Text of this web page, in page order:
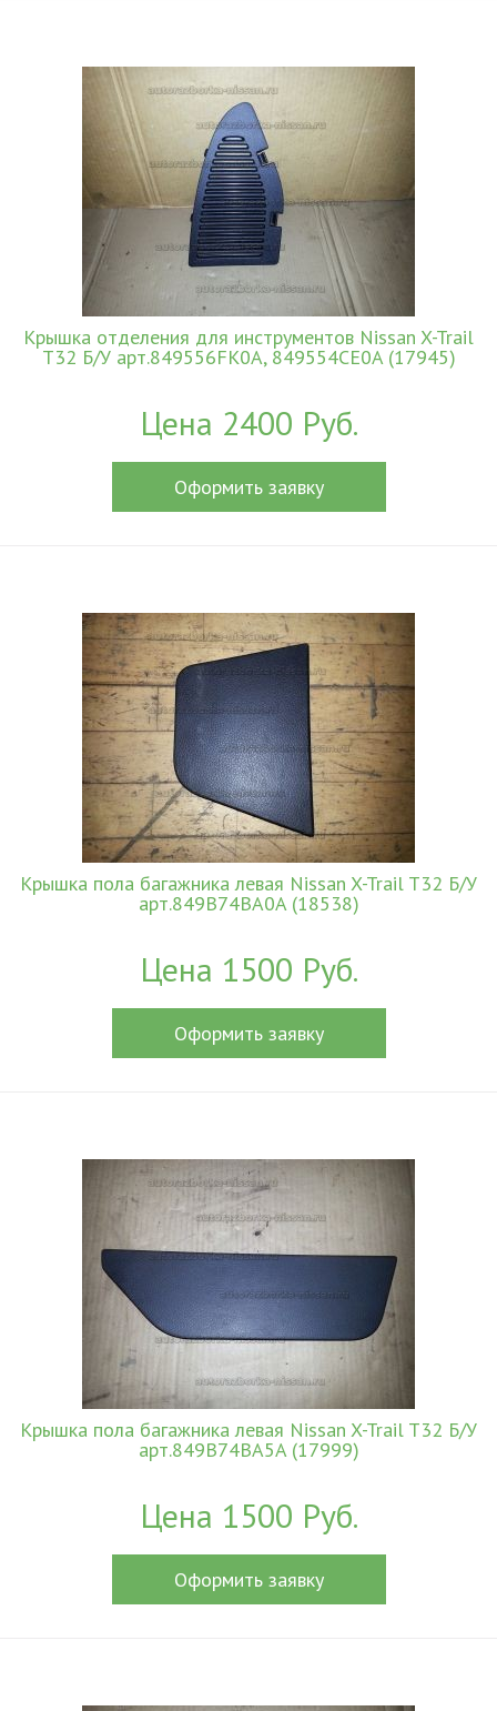
Крышка отделения для инструментов Nissan X-Trail
T32 Б/У арт.849556FK0A, 849554CE0A (17945)
Цена 2400 Руб.
Оформить заявку
Крышка пола багажника левая Nissan X-Trail T32 Б/У
арт.849B74BA0A (18538)
Цена 1500 Руб.
Оформить заявку
Крышка пола багажника левая Nissan X-Trail T32 Б/У
арт.849B74BA5A (17999)
Цена 1500 Руб.
Оформить заявку